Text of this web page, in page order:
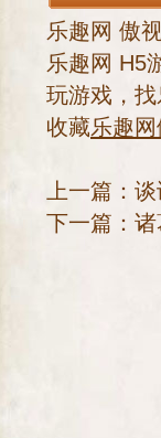
乐趣网 傲
乐趣网 H5
玩游戏，
收藏乐趣
上一篇：
下一篇：